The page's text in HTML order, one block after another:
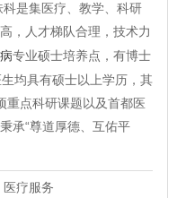
是集医疗、教学、科研
，人才梯队合理，技术力
专业硕士培养点，有博士
均具有硕士以上学历，其
重点科研课题以及首都医
承“尊道厚德、互佑平
医疗服务